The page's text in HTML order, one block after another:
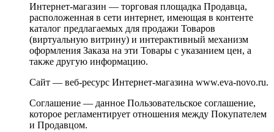
Интернет-магазин — торговая площадка Продавца,
расположенная в сети интернет, имеющая в контенте
каталог предлагаемых для продажи Товаров
(виртуальную витрину) и интерактивный механизм
оформления Заказа на эти Товары с указанием цен, а
также другую информацию.
Сайт — веб-ресурс Интернет-магазина www.eva-novo.ru.
Соглашение — данное Пользовательское соглашение,
которое регламентирует отношения между Покупателем
и Продавцом.